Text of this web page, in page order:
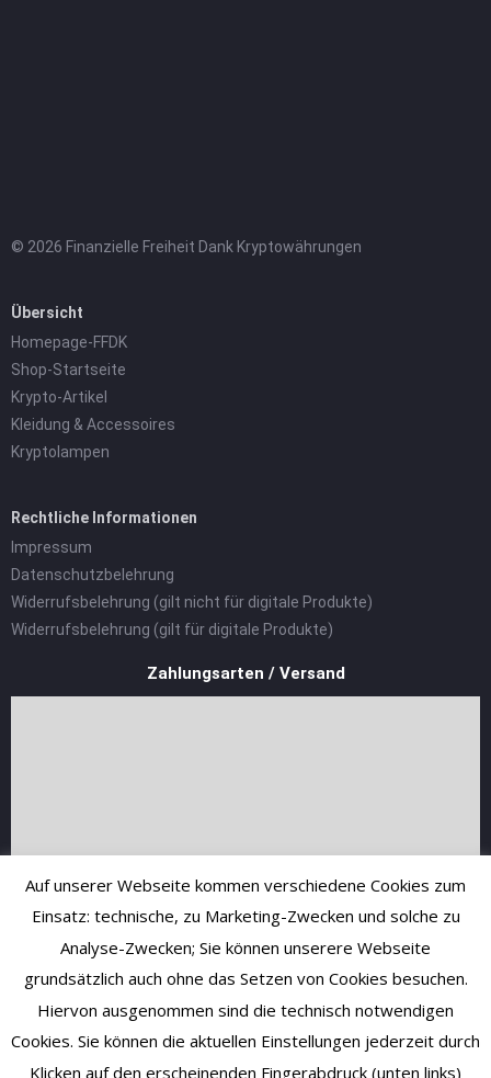
© 2026 Finanzielle Freiheit Dank Kryptowährungen
Übersicht
Homepage-FFDK
Shop-Startseite
Krypto-Artikel
Kleidung & Accessoires
Kryptolampen
Rechtliche Informationen
Impressum
Datenschutzbelehrung
Widerrufsbelehrung (gilt nicht für digitale Produkte)
Widerrufsbelehrung (gilt für digitale Produkte)
Zahlungsarten / Versand
Auf unserer Webseite kommen verschiedene Cookies zum
Einsatz: technische, zu Marketing-Zwecken und solche zu
Analyse-Zwecken; Sie können unserere Webseite
grundsätzlich auch ohne das Setzen von Cookies besuchen.
Hiervon ausgenommen sind die technisch notwendigen
Cookies. Sie können die aktuellen Einstellungen jederzeit durch
Klicken auf den erscheinenden Fingerabdruck (unten links)